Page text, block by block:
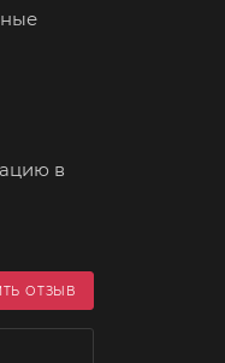
в
ОТЗЫВ